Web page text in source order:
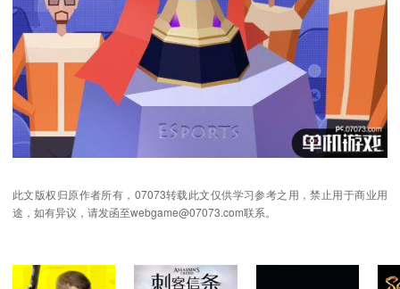
此文版权归原作者所有，07073转载此文仅供学习参考之用，禁止用于商业用
途，如有异议，请发函至webgame@07073.com联系。